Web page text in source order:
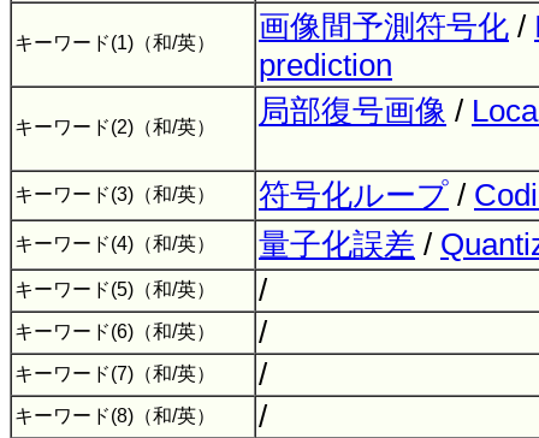
キーワード(1)（和/英） 画像間予測符号化 /
prediction
キーワード(2)（和/英） 局部復号画像 /
キーワード(3)（和/英） 符号化ループ /
キーワード(4)（和/英） 量子化誤差 /
キーワード(5)（和/英） /
キーワード(6)（和/英） /
キーワード(7)（和/英） /
キーワード(8)（和/英） /